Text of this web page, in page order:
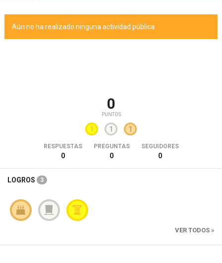
Aún no ha realizado ninguna actividad pública.
0
PUNTOS
1 1 1
RESPUESTAS
0
PREGUNTAS
0
SEGUIDORES
0
LOGROS 3
VER TODOS »